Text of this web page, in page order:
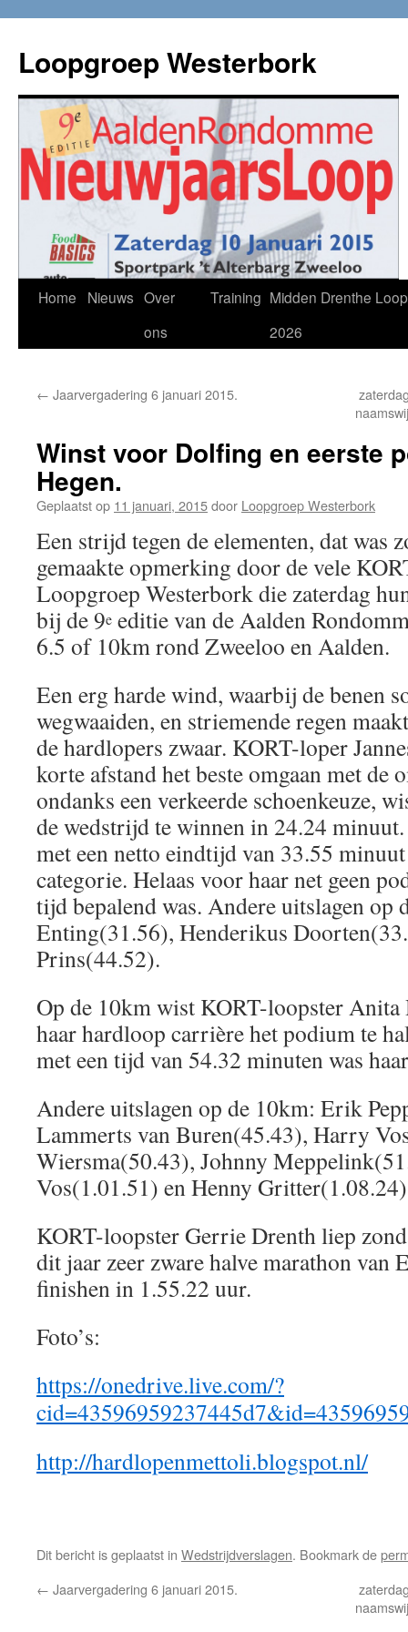
Loopgroep Westerbork
Home Nieuws Over
ons
Training Midden Drenthe Loop
2026
← Jaarvergadering 6 januari 2015.
Winst voor Dolfing en eerste
Hegen.
Geplaatst op 11 januari, 2015door Loopgroep Westerbork
Een strijd tegen de elementen, dat was
gemaakte opmerking door de vele
Loopgroep Westerbork die zaterdag
bij de 9e editie van de Aalden
6.5 of 10km rond Zweeloo en Aalden.
Een erg harde wind, waarbij de benen
wegwaaiden, en striemende regen
de hardlopers zwaar. KORT-loper
korte afstand het beste omgaan met de
ondanks een verkeerde schoenkeuze,
de wedstrijd te winnen in 24.24
met een netto eindtijd van 33.55
categorie. Helaas voor haar net geen
tijd bepalend was. Andere uitslagen op
Enting(31.56), Henderikus
Prins(44.52).
Op de 10km wist KORT-loopster Anita
haar hardloop carrière het podium te
met een tijd van 54.32 minuten was
Andere uitslagen op de 10km: Erik
Lammerts van Buren(45.43), Harry
Wiersma(50.43), Johnny
Vos(1.01.51) en Henny
KORT-loopster Gerrie Drenth liep
dit jaar zeer zware halve marathon van
finishen in 1.55.22 uur.
Foto’s:
https://onedrive.live.com/?
http://hardlopenmettoli.blogspot.nl/
Dit bericht is geplaatst in Wedstrijdverslagen. Bookmark de
← Jaarvergadering 6 januari 2015.